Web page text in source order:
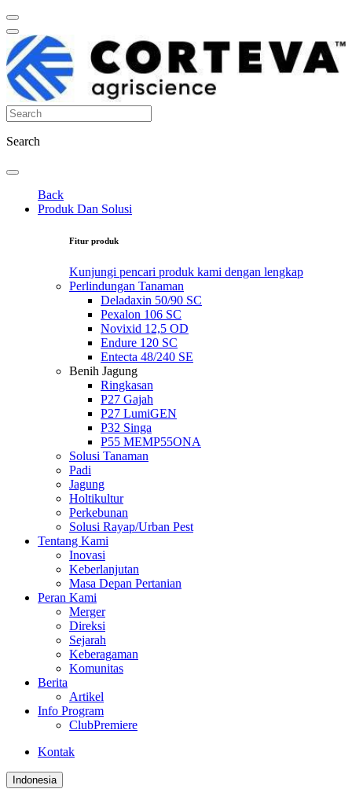
Search
Back
Produk Dan Solusi
Fitur produk
Kunjungi pencari produk kami dengan lengkap
Perlindungan Tanaman
Deladaxin 50/90 SC
Pexalon 106 SC
Novixid 12,5 OD
Endure 120 SC
Entecta 48/240 SE
Benih Jagung
Ringkasan
P27 Gajah
P27 LumiGEN
P32 Singa
P55 MEMP55ONA
Solusi Tanaman
Padi
Jagung
Holtikultur
Perkebunan
Solusi Rayap/Urban Pest
Tentang Kami
Inovasi
Keberlanjutan
Masa Depan Pertanian
Peran Kami
Merger
Direksi
Sejarah
Keberagaman
Komunitas
Berita
Artikel
Info Program
ClubPremiere
Kontak
Indonesia